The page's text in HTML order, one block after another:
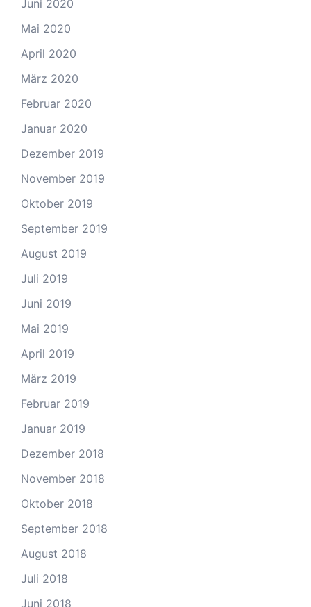
Juni 2020
Mai 2020
April 2020
März 2020
Februar 2020
Januar 2020
Dezember 2019
November 2019
Oktober 2019
September 2019
August 2019
Juli 2019
Juni 2019
Mai 2019
April 2019
März 2019
Februar 2019
Januar 2019
Dezember 2018
November 2018
Oktober 2018
September 2018
August 2018
Juli 2018
Juni 2018